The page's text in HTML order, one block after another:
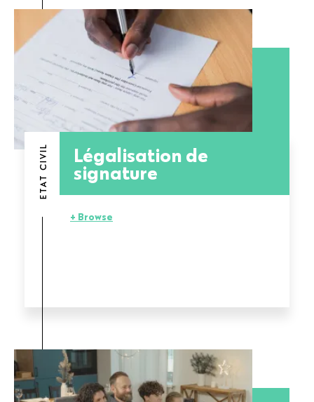
ETAT CIVIL Légalisation de
signature
+ Browse